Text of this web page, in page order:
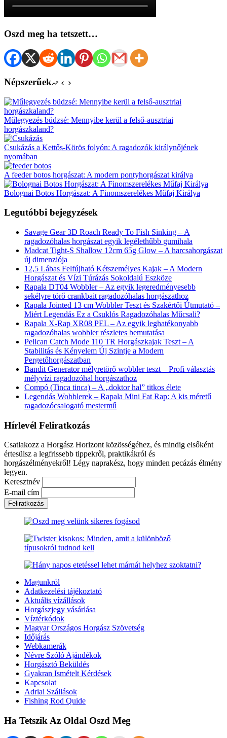
Oszd meg ha tetszett…
Népszerűek
Műlegyezés büdzsé: Mennyibe kerül a felső-ausztriai
horgászkaland?
Csukázás a Kettős-Körös folyón: A ragadozók királynőjének
nyomában
A feeder botos horgászat: A modern pontyhorgászat királya
Bolognai Botos Horgászat: A Finomszerelékes Műfaj Királya
Legutóbbi bejegyzések
Savage Gear 3D Roach Ready To Fish Sinking – A
ragadozóhalas horgászat egyik legélethűbb gumihala
Madcat Tight-S Shallow 12cm 65g Glow – A harcsahorgászat
új dimenziója
12,5 Lábas Felfújható Kétszemélyes Kajak – A Modern
Horgászat és Vízi Túrázás Sokoldalú Eszköze
Rapala DT04 Wobbler – Az egyik legeredményesebb
sekélyre törő crankbait ragadozóhalas horgászathoz
Rapala Jointed 13 cm Wobbler Teszt és Szakértői Útmutató –
Miért Legendás Ez a Csuklós Ragadozóhalas Műcsali?
Rapala X-Rap XR08 PEL – Az egyik leghatékonyabb
ragadozóhalas wobbler részletes bemutatása
Pelican Catch Mode 110 TR Horgászkajak Teszt – A
Stabilitás és Kényelem Új Szintje a Modern
Pergetőhorgászatban
Bandit Generator mélyretörő wobbler teszt – Profi választás
mélyvízi ragadozóhal horgászathoz
Compó (Tinca tinca) – A „doktor hal” titkos élete
Legendás Wobblerek – Rapala Mini Fat Rap: A kis méretű
ragadozócsalogató mestermű
Hírlevél Feliratkozás
Csatlakozz a Horgász Horizont közösségéhez, és mindig elsőként
értesülsz a legfrissebb tippekről, praktikákról és
horgászélményekről! Légy naprakész, hogy minden pecázás élmény
legyen.
Keresztnév
E-mail cím
Magunkról
Adatkezelési tájékoztató
Aktuális vízállások
Horgászjegy vásárlása
Víztérkódok
Magyar Országos Horgász Szövetség
Időjárás
Webkamerák
Névre Szóló Ajándékok
Horgásztó Beküldés
Gyakran Ismételt Kérdések
Kapcsolat
Adriai Szállások
Fishing Rod Quide
Ha Tetszik Az Oldal Oszd Meg